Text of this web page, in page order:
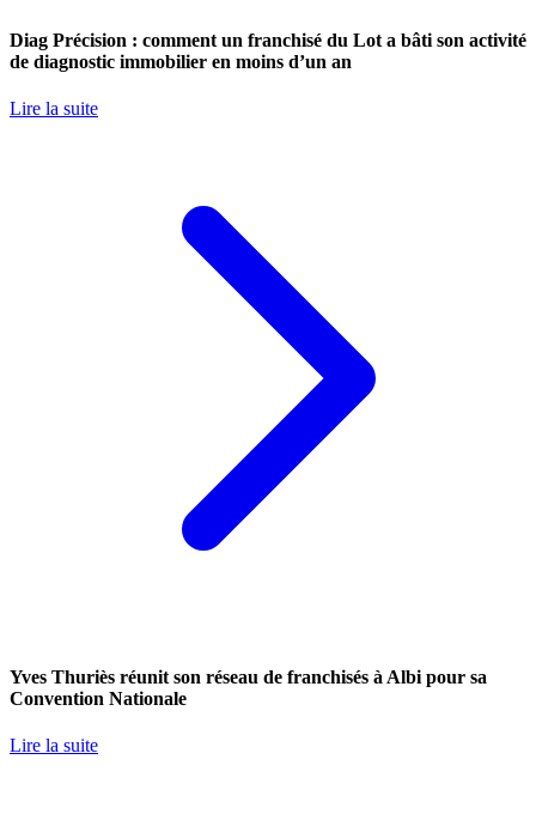
Diag Précision : comment un franchisé du Lot a bâti son activité
de diagnostic immobilier en moins d’un an
Lire la suite
Yves Thuriès réunit son réseau de franchisés à Albi pour sa
Convention Nationale
Lire la suite